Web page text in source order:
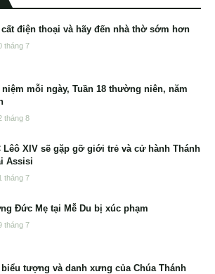
cất điện thoại và hãy đến nhà thờ sớm hơn
tháng 7
niệm mỗi ngày, Tuần 18 thường niên, năm
tháng 8
Lêô XIV sẽ gặp gỡ giới trẻ và cử hành Thánh
Assisi
tháng 7
Đức Mẹ tại Mễ Du bị xúc phạm
tháng 7
biểu tượng và danh xưng của Chúa Thánh